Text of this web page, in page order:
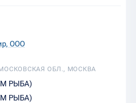
ООО
ОБЛ., МОСКВА
РЫБА)
РЫБА)